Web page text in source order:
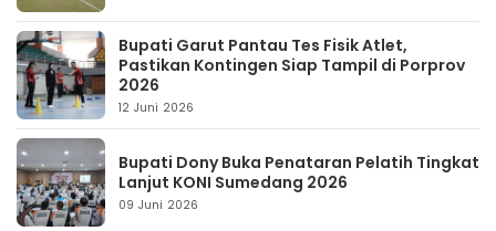
Bupati Garut Pantau Tes Fisik Atlet,
Pastikan Kontingen Siap Tampil di Porprov
2026
12 Juni 2026
Bupati Dony Buka Penataran Pelatih Tingkat
Lanjut KONI Sumedang 2026
09 Juni 2026